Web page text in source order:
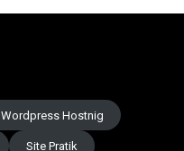
Wordpress Hostnig
Site Pratik